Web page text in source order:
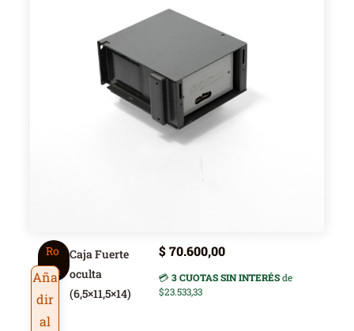
Ro
ica
Caja Fuerte
oculta
(6,5×11,5×14)
$70.600,00
💳 3 CUOTAS SIN INTERÉSde
$23.533,33
Aña
dir
al